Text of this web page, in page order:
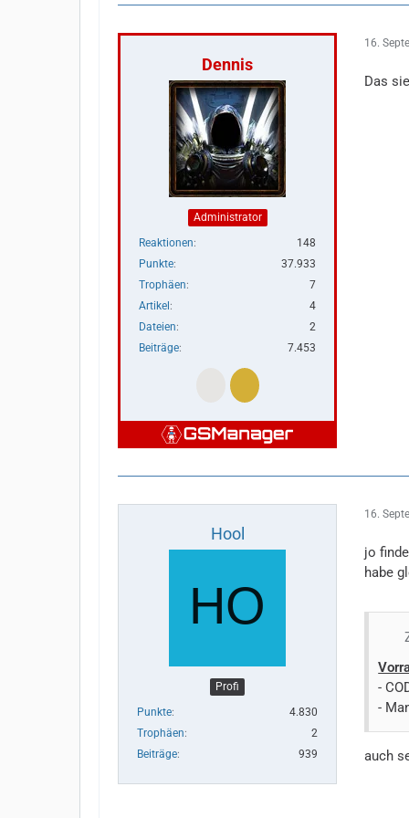
Dennis
Administrator
Reaktionen
148
Punkte
37.933
Trophäen
7
Artikel
4
Dateien
2
Beiträge
7.453
16.
Das
Hool
Profi
Punkte
4.830
Trophäen
2
Beiträge
939
16.
jo
habe
-
-
auch